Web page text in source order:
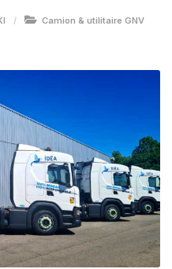
Camion & utilitaire GNV